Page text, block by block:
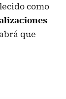
como
que